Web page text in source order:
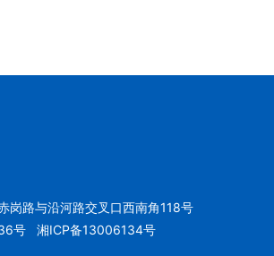
岗路与沿河路交叉口西南角118号
号 湘ICP备13006134号